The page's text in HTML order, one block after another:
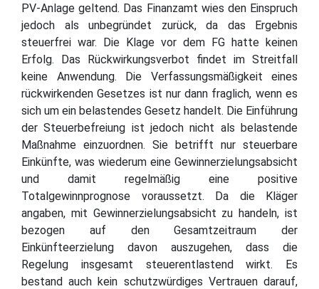
PV-Anlage geltend. Das Finanzamt wies den Einspruch
jedoch als unbegründet zurück, da das Ergebnis
steuerfrei war. Die Klage vor dem FG hatte keinen
Erfolg. Das Rückwirkungsverbot findet im Streitfall
keine Anwendung. Die Verfassungsmäßigkeit eines
rückwirkenden Gesetzes ist nur dann fraglich, wenn es
sich um ein belastendes Gesetz handelt. Die Einführung
der Steuerbefreiung ist jedoch nicht als belastende
Maßnahme einzuordnen. Sie betrifft nur steuerbare
Einkünfte, was wiederum eine Gewinnerzielungsabsicht
und damit regelmäßig eine positive
Totalgewinnprognose voraussetzt. Da die Kläger
angaben, mit Gewinnerzielungsabsicht zu handeln, ist
bezogen auf den Gesamtzeitraum der
Einkünfteerzielung davon auszugehen, dass die
Regelung insgesamt steuerentlastend wirkt. Es
bestand auch kein schutzwürdiges Vertrauen darauf,